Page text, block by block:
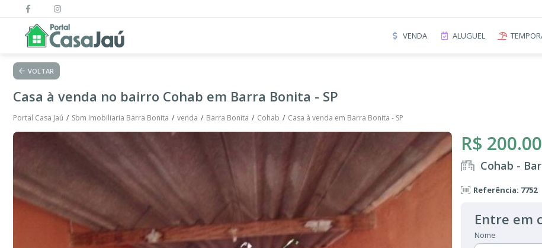
VENDA ALUGUEL
VOLTAR
Casa à venda no bairro Cohab em Barra Bonita - SP
Portal Casa Jaú Sbm Imobiliaria Barra Bonita venda Barra Bonita Cohab Casa à venda em Barra Bonita - SP
R$
Cohab -
Referência: 7752
Entre em
Nome